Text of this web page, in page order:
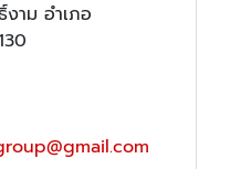
าม อำเภอ